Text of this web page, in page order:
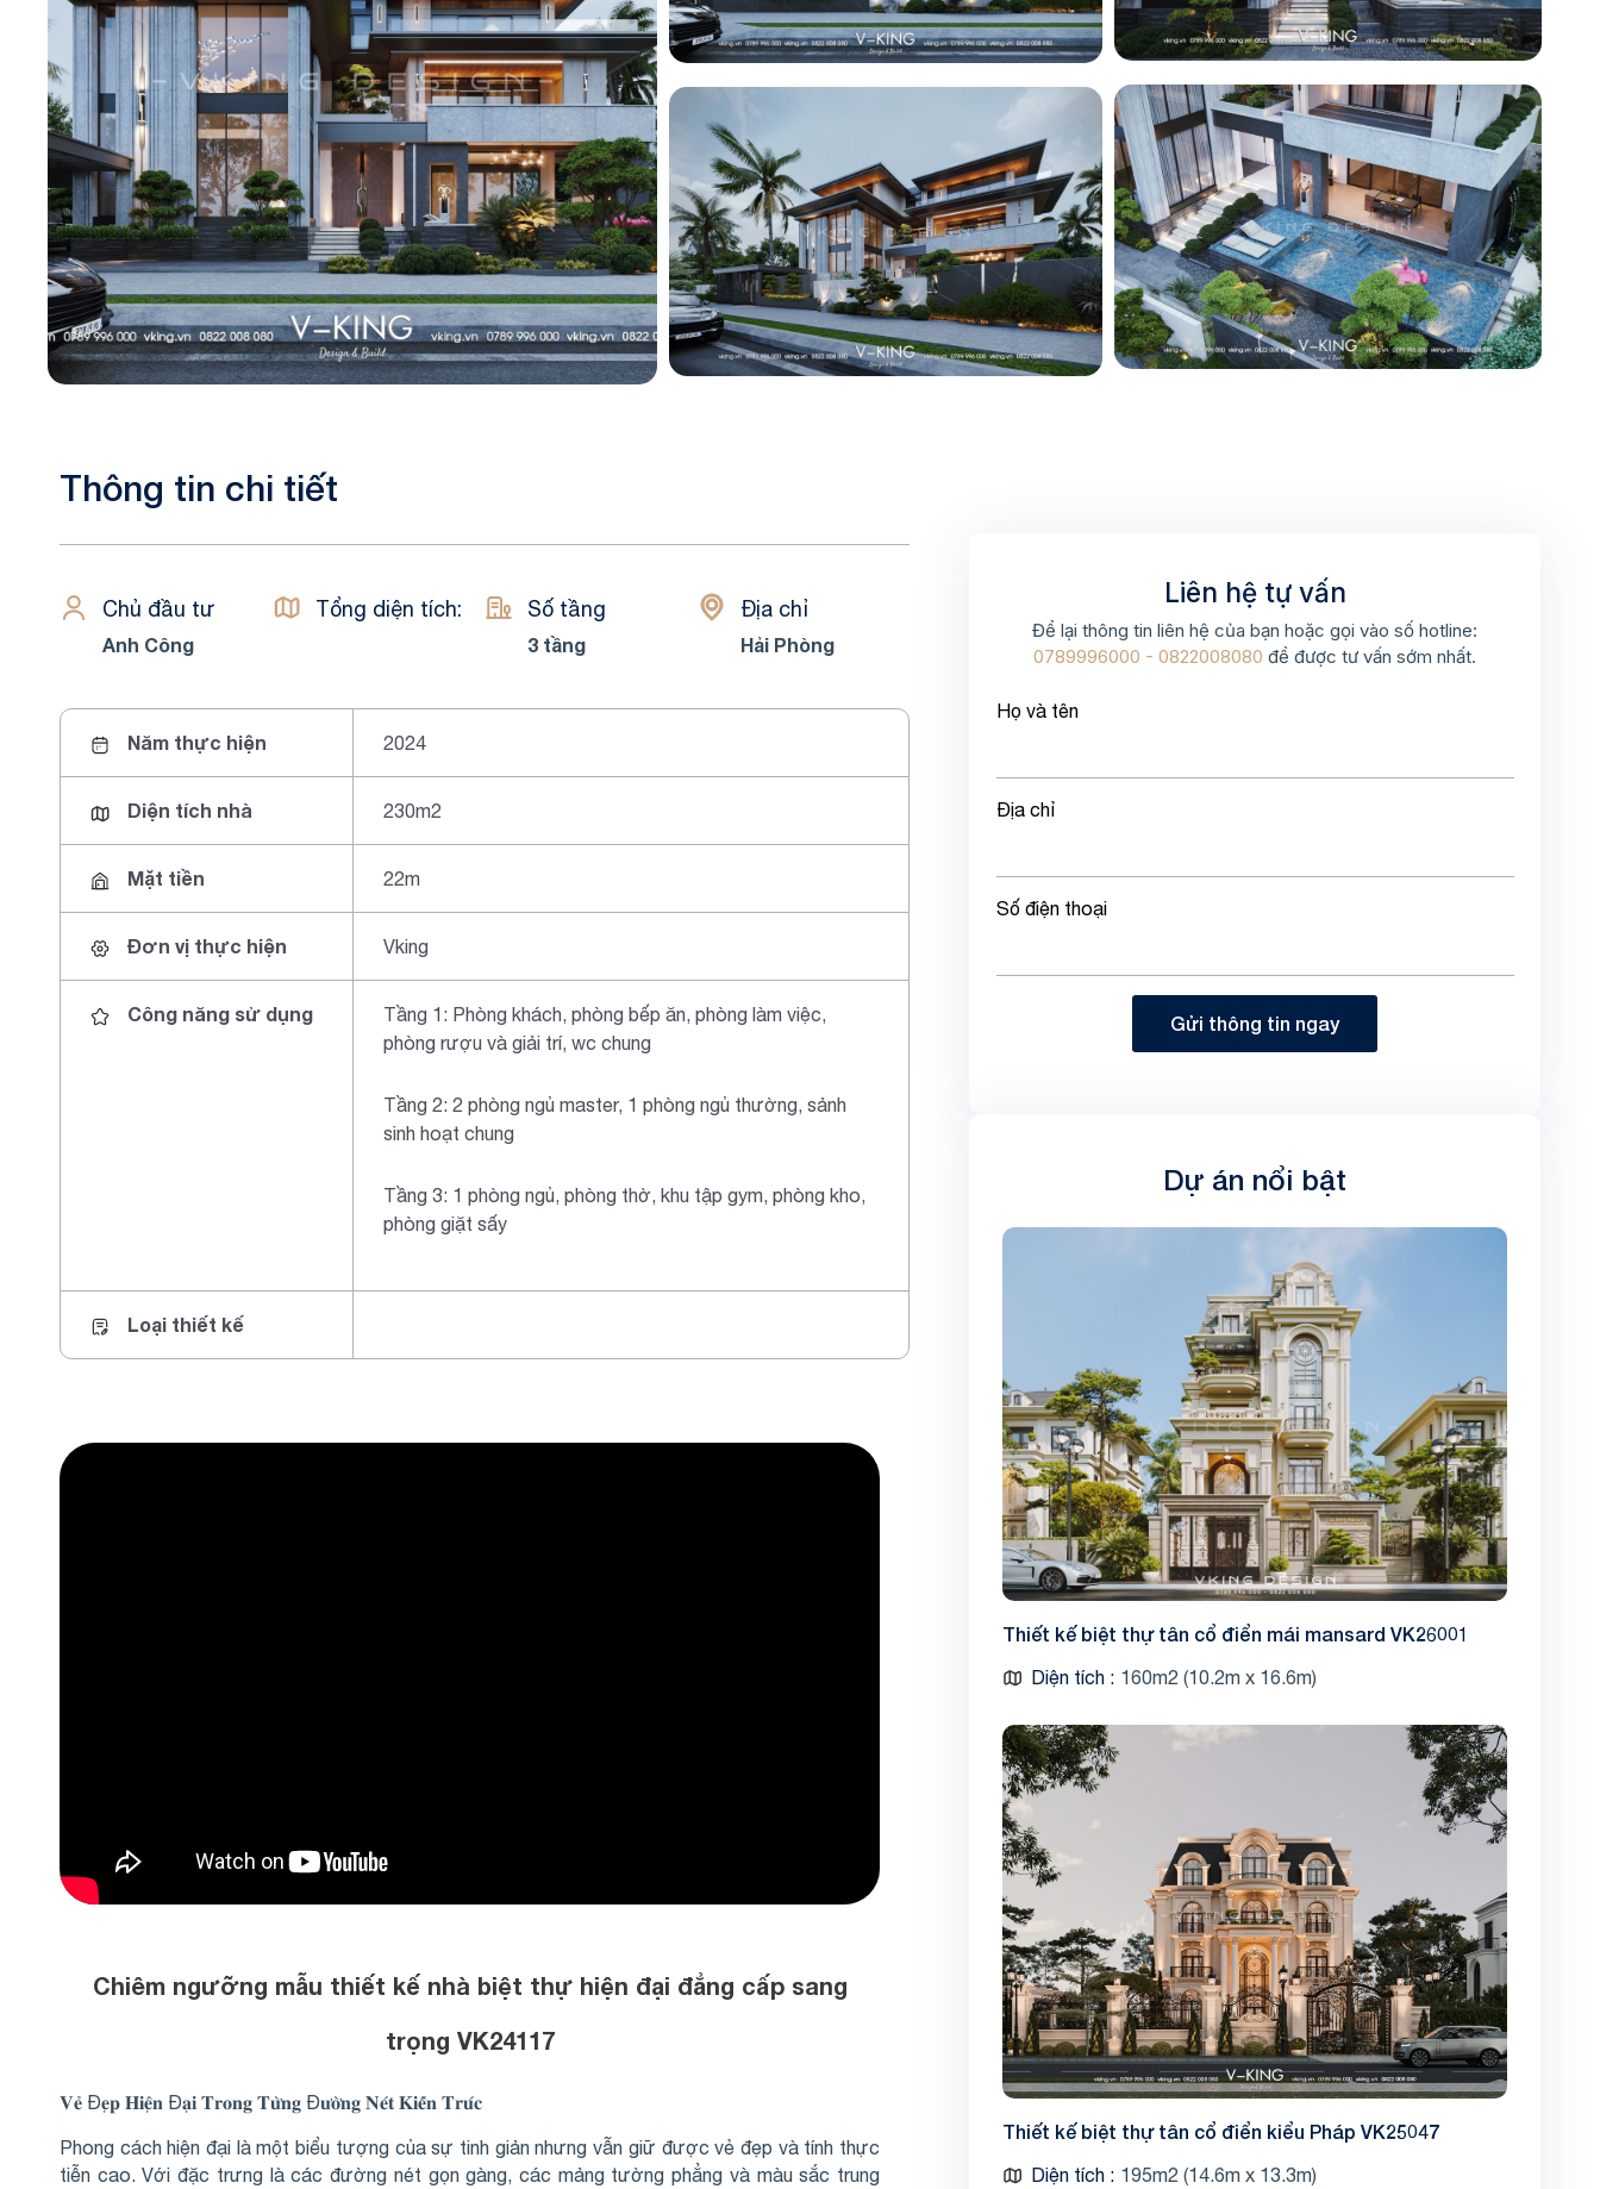
Biệt thự 3 tầng
Biệt thự 4 tầng
Thông tin chi tiết
Chủ đầu tư
Anh Công
Tổng diện tích: Số tầng
3 tầng
Địa chỉ
Hải Phòng
Năm thực hiện 2024
Diện tích nhà 230m2
Mặt tiền 22m
Đơn vị thực hiện Vking
Công năng sử dụng
Tầng 1: Phòng khách, phòng bếp ăn, phòng làm việc,
phòng rượu và giải trí, wc chung
Tầng 2: 2 phòng ngủ master, 1 phòng ngủ thường, sảnh
sinh hoạt chung
Tầng 3: 1 phòng ngủ, phòng thờ, khu tập gym, phòng kho,
phòng giặt sấy
Loại thiết kế
Chiêm ngưỡng mẫu thiết kế nhà biệt thự hiện đại đẳng cấp sang
trọng VK24117
𝐕𝐞̉ Đ𝐞̣𝐩 𝐇𝐢𝐞̣̂𝐧 Đ𝐚̣𝐢 𝐓𝐫𝐨𝐧𝐠 𝐓𝐮̛̀𝐧𝐠 Đ𝐮̛𝐨̛̀𝐧𝐠 𝐍𝐞́𝐭 𝐊𝐢𝐞̂́𝐧 𝐓𝐫𝐮́𝐜
Phong cách hiện đại là một biểu tượng của sự tinh giản nhưng vẫn giữ được vẻ đẹp và tính thực
tiễn cao. Với đặc trưng là các đường nét gọn gàng, các mảng tường phẳng và màu sắc trung
Liên hệ tự vấn
Để lại thông tin liên hệ của bạn hoặc gọi vào số hotline:
0789996000 - 0822008080 để được tư vấn sớm nhất.
Họ và tên
Địa chỉ
Số điện thoại
Gửi thông tin ngay
Dự án nổi bật
Thiết kế biệt thự tân cổ điển mái mansard VK26001
Diện tích 160m2 (10.2m x 16.6m)
Thiết kế biệt thự tân cổ điển kiểu Pháp VK25047
Diện tích 195m2 (14.6m x 13.3m)